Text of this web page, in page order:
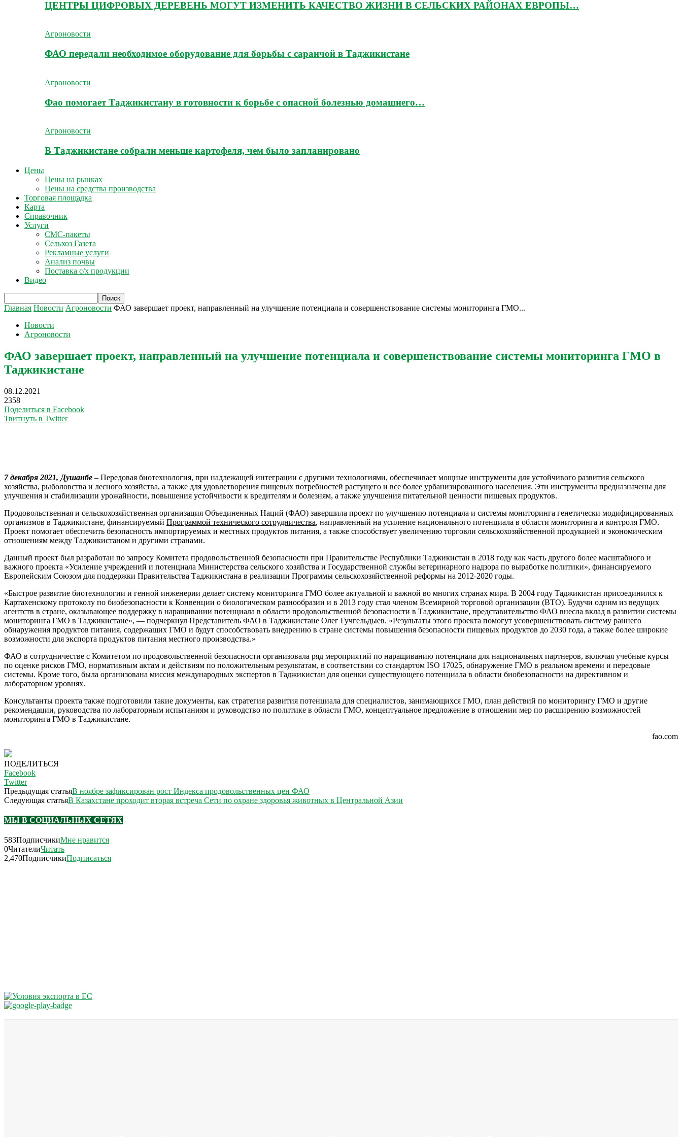
ЦЕНТРЫ ЦИФРОВЫХ ДЕРЕВЕНЬ МОГУТ ИЗМЕНИТЬ КАЧЕСТВО ЖИЗНИ В СЕЛЬСКИХ РАЙОНАХ ЕВРОПЫ…
Агроновости
ФАО передали необходимое оборудование для борьбы с саранчой в Таджикистане
Агроновости
Фао помогает Таджикистану в готовности к борьбе с опасной болезнью домашнего…
Агроновости
В Таджикистане собрали меньше картофеля, чем было запланировано
Цены
Цены на рынках
Цены на средства производства
Торговая площадка
Карта
Справочник
Услуги
СМС-пакеты
Сельхоз Газета
Рекламные услуги
Анализ почвы
Поставка с/х продукции
Видео
Главная Новости Агроновости ФАО завершает проект, направленный на улучшение потенциала и совершенствование системы мониторинга ГМО...
Новости
Агроновости
ФАО завершает проект, направленный на улучшение потенциала и совершенствование системы мониторинга ГМО в
Таджикистане
08.12.2021
2358
Поделиться в Facebook
Твитнуть в Twitter
7 декабря 2021, Душанбе – Передовая биотехнология, при надлежащей интеграции с другими технологиями, обеспечивает мощные инструменты для устойчивого развития сельского
хозяйства, рыболовства и лесного хозяйства, а также для удовлетворения пищевых потребностей растущего и все более урбанизированного населения. Эти инструменты предназначены для
улучшения и стабилизации урожайности, повышения устойчивости к вредителям и болезням, а также улучшения питательной ценности пищевых продуктов.
Продовольственная и сельскохозяйственная организация Объединенных Наций (ФАО) завершила проект по улучшению потенциала и системы мониторинга генетически модифицированных
организмов в Таджикистане, финансируемый Программой технического сотрудничества, направленный на усиление национального потенциала в области мониторинга и контроля ГМО.
Проект помогает обеспечить безопасность импортируемых и местных продуктов питания, а также способствует увеличению торговли сельскохозяйственной продукцией и экономическим
отношениям между Таджикистаном и другими странами.
Данный проект был разработан по запросу Комитета продовольственной безопасности при Правительстве Республики Таджикистан в 2018 году как часть другого более масштабного и
важного проекта «Усиление учреждений и потенциала Министерства сельского хозяйства и Государственной службы ветеринарного надзора по выработке политики», финансируемого
Европейским Союзом для поддержки Правительства Таджикистана в реализации Программы сельскохозяйственной реформы на 2012-2020 годы.
«Быстрое развитие биотехнологии и генной инженерии делает систему мониторинга ГМО более актуальной и важной во многих странах мира. В 2004 году Таджикистан присоединился к
Картахенскому протоколу по биобезопасности к Конвенции о биологическом разнообразии и в 2013 году стал членом Всемирной торговой организации (ВТО). Будучи одним из ведущих
агентств в стране, оказывающее поддержку в наращивании потенциала в области продовольственной безопасности в Таджикистане, представительство ФАО внесла вклад в развитии системы
мониторинга ГМО в Таджикистане», — подчеркнул Представитель ФАО в Таджикистане Олег Гучгельдыев. «Результаты этого проекта помогут усовершенствовать систему раннего
обнаружения продуктов питания, содержащих ГМО и будут способствовать внедрению в стране системы повышения безопасности пищевых продуктов до 2030 года, а также более широкие
возможности для экспорта продуктов питания местного производства.»
ФАО в сотрудничестве с Комитетом по продовольственной безопасности организовала ряд мероприятий по наращиванию потенциала для национальных партнеров, включая учебные курсы
по оценке рисков ГМО, нормативным актам и действиям по положительным результатам, в соответствии со стандартом ISO 17025, обнаружение ГМО в реальном времени и передовые
системы. Кроме того, была организована миссия международных экспертов в Таджикистан для оценки существующего потенциала в области биобезопасности на директивном и
лабораторном уровнях.
Консультанты проекта также подготовили такие документы, как стратегия развития потенциала для специалистов, занимающихся ГМО, план действий по мониторингу ГМО и другие
рекомендации, руководства по лабораторным испытаниям и руководство по политике в области ГМО, концептуальное предложение в отношении мер по расширению возможностей
мониторинга ГМО в Таджикистане.
fao.com
ПОДЕЛИТЬСЯ
Facebook
Twitter
Предыдущая статьяВ ноябре зафиксирован рост Индекса продовольственных цен ФАО
Следующая статьяВ Казахстане проходит вторая встреча Сети по охране здоровья животных в Центральной Азии
МЫ В СОЦИАЛЬНЫХ СЕТЯХ
583ПодписчикиМне нравится
0ЧитателиЧитать
2,470ПодписчикиПодписаться